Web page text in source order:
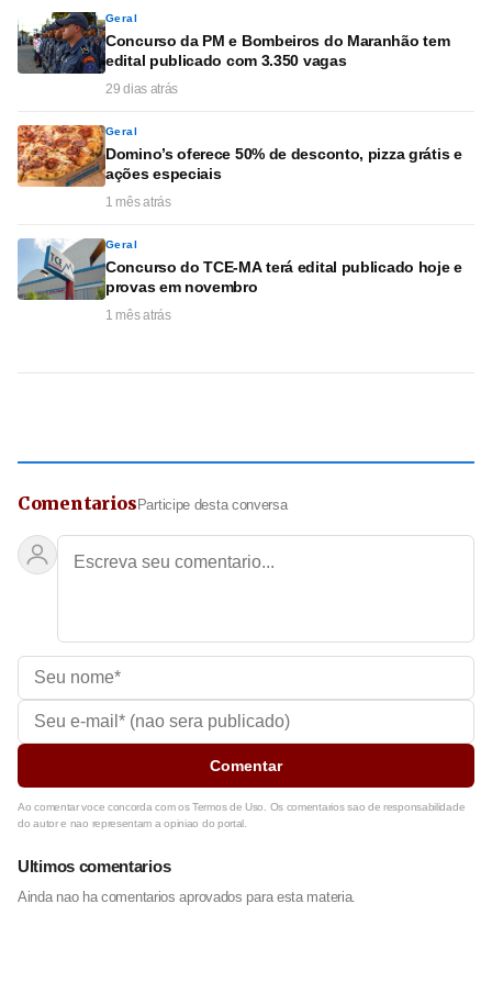
Geral
Concurso da PM e Bombeiros do Maranhão tem
edital publicado com 3.350 vagas
29 dias atrás
Geral
Domino’s oferece 50% de desconto, pizza grátis e
ações especiais
1 mês atrás
Geral
Concurso do TCE-MA terá edital publicado hoje e
provas em novembro
1 mês atrás
ComentariosParticipe desta conversa
Comentar
Ao comentar voce concorda com os Termos de Uso. Os comentarios sao de responsabilidade
do autor e nao representam a opiniao do portal.
Ultimos comentarios
Ainda nao ha comentarios aprovados para esta materia.